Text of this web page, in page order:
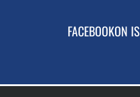
FACEBOOKON